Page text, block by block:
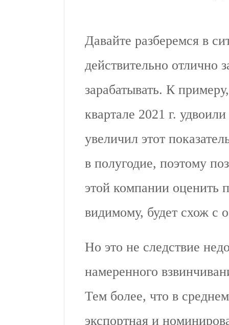
Давайте разберемся в
действительно отлично
зарабатывать. К
квартале 2021 г.
увеличил этот
в полугодие, поэтому
этой компании оценить
видимому, будет схож с
Но это не следствие
намеренного
Тем более, что в
экспортная и